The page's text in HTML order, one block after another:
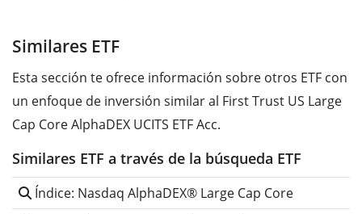
Similares ETF
Esta sección te ofrece información sobre otros ETF con
un enfoque de inversión similar al First Trust US Large
Cap Core AlphaDEX UCITS ETF Acc.
Similares ETF a través de la búsqueda ETF
Índice: Nasdaq AlphaDEX® Large Cap Core